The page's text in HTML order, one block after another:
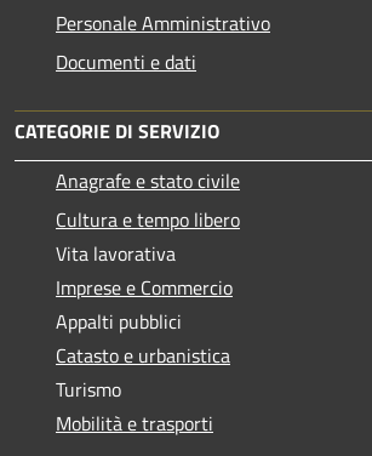
Personale Amministrativo
Documenti e dati
CATEGORIE DI SERVIZIO
Anagrafe e stato civile
Cultura e tempo libero
Vita lavorativa
Imprese e Commercio
Appalti pubblici
Catasto e urbanistica
Turismo
Mobilità e trasporti